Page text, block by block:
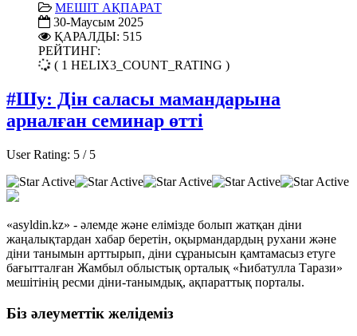
МЕШІТ АҚПАРАТ
30-Маусым 2025
ҚАРАЛДЫ: 515
РЕЙТИНГ:
( 1 HELIX3_COUNT_RATING )
#Шу: Дін саласы мамандарына
арналған семинар өтті
User Rating: 5 / 5
«asyldin.kz» - әлемде және елімізде болып жатқан діни
жаңалықтардан хабар беретін, оқырмандардың рухани және
діни танымын арттырып, діни сұранысын қамтамасыз етуге
бағытталған Жамбыл облыстық орталық «Һибатулла Тарази»
мешітінің ресми діни-танымдық, ақпараттық порталы.
Біз әлеуметтік желідеміз